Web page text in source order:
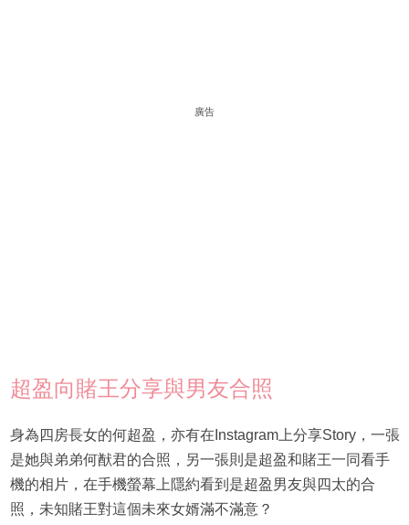
廣告
超盈向賭王分享與男友合照
身為四房長女的何超盈，亦有在Instagram上分享Story，一張
是她與弟弟何猷君的合照，另一張則是超盈和賭王一同看手
機的相片，在手機螢幕上隱約看到是超盈男友與四太的合
照，未知賭王對這個未來女婿滿不滿意？